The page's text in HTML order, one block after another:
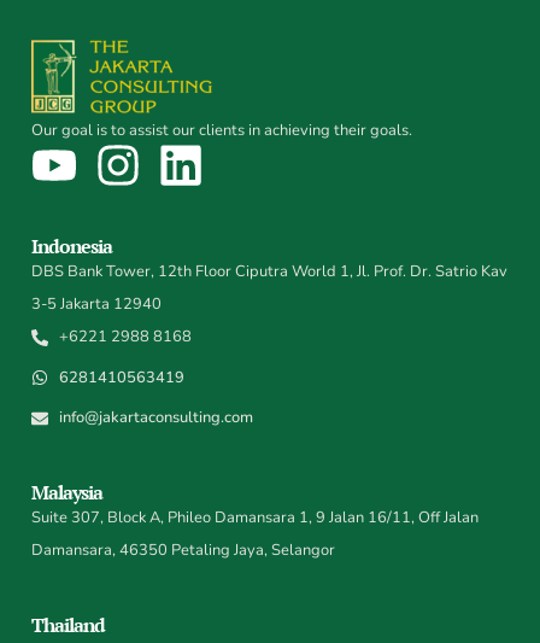
Our goal is to assist our clients in achieving their goals.
Indonesia
DBS Bank Tower, 12th Floor Ciputra World 1, Jl. Prof. Dr. Satrio Kav
3-5 Jakarta 12940
+6221 2988 8168
6281410563419
info@jakartaconsulting.com
Malaysia
Suite 307, Block A, Phileo Damansara 1, 9 Jalan 16/11, Off Jalan
Damansara, 46350 Petaling Jaya, Selangor
Thailand